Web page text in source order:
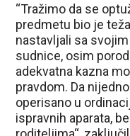
“Tražimo da se
predmetu bio je
nastavljali sa
sudnice, osim
adekvatna kazna
pravdom. Da
operisano u
ispravnih aparata,